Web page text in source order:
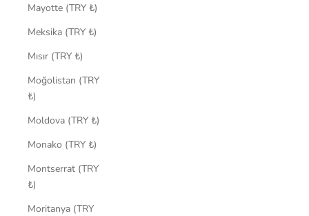
Mayotte (TRY ₺)
Meksika (TRY ₺)
Mısır (TRY ₺)
Moğolistan (TRY
₺)
Moldova (TRY ₺)
Monako (TRY ₺)
Montserrat (TRY
₺)
Moritanya (TRY